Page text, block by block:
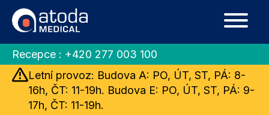
Recepce : +420 277 003 100
Letní provoz: Budova A: PO, ÚT, ST, PÁ: 8-
16h, ČT: 11-19h. Budova E: PO, ÚT, ST, PÁ: 9-
17h, ČT: 11-19h.